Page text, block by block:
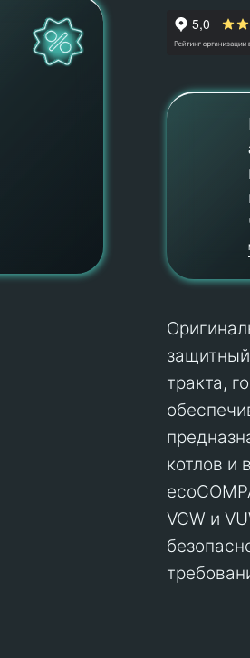
защитный
тракта,
котлов и
VCW и